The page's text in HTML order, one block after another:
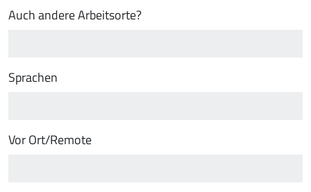
Auch andere Arbeitsorte?
Sprachen
Vor Ort/Remote